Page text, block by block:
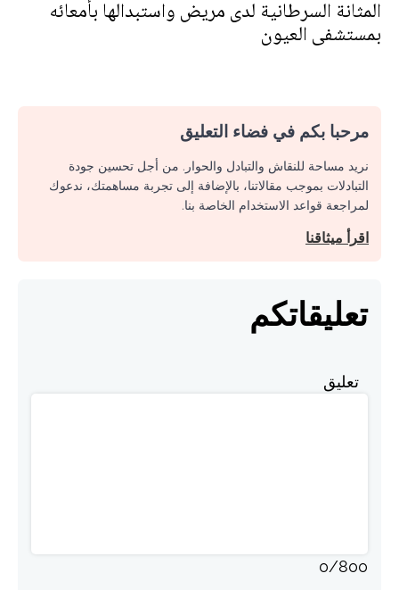
المثانة السرطانية لدى مريض واستبدالها بأمعائه
بمستشفى العيون
مرحبا بكم في فضاء التعليق
نريد مساحة للنقاش والتبادل والحوار. من أجل تحسين جودة
التبادلات بموجب مقالاتنا، بالإضافة إلى تجربة مساهمتك، ندعوك
لمراجعة قواعد الاستخدام الخاصة بنا.
اقرأ ميثاقنا
تعليقاتكم
تعليق
0/800